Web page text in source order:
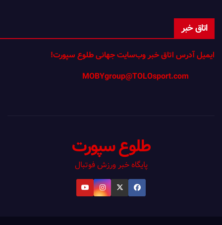
اتاق خبر
ایمیل آدرس اتاق خبر وب‌سایت جهانی طلوع سپورت!
طلوع سپورت
پایگاه خبر ورزش فوتبال